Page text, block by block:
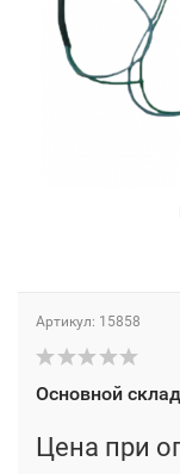
Артикул: 15858
Основной
Цена при